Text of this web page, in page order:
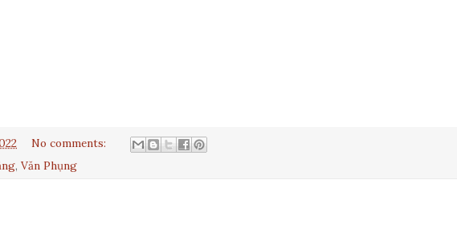
No comments:
, Văn Phụng